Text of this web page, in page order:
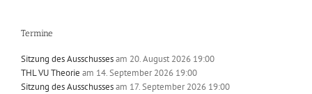
Termine
Sitzung des Ausschussesam 20. August 2026 19:00
THL VU Theorie am 14. September 2026 19:00
Sitzung des Ausschussesam 17. September 2026 19:00